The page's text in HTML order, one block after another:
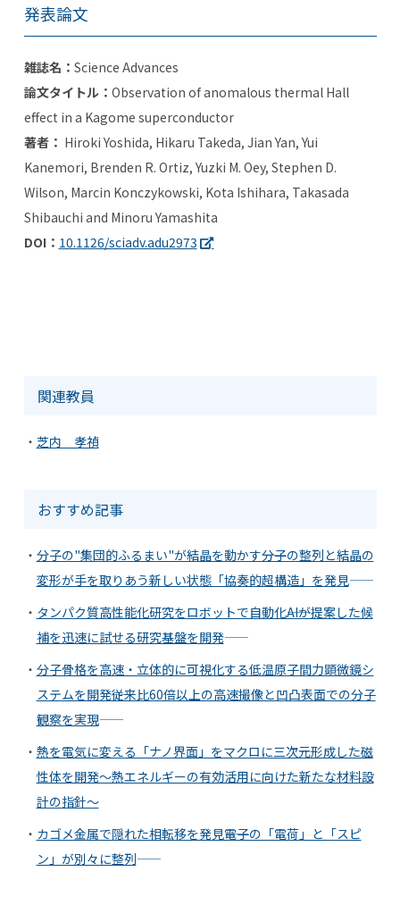
発表論文
雑誌名： Science Advances
論文タイトル： Observation of anomalous thermal Hall
effect in a Kagome superconductor
著者： Hiroki Yoshida, Hikaru Takeda, Jian Yan, Yui
Kanemori, Brenden R. Ortiz, Yuzki M. Oey, Stephen D.
Wilson, Marcin Konczykowski, Kota Ishihara, Takasada
Shibauchi and Minoru Yamashita
DOI： 10.1126/sciadv.adu2973
関連教員
芝内 孝禎
おすすめ記事
分子の"集団的ふるまい"が結晶を動かす――分子の整列と結晶の
変形が手を取りあう新しい状態「協奏的超構造」を発見――
タンパク質高性能化研究をロボットで自動化――AIが提案した候
補を迅速に試せる研究基盤を開発――
分子骨格を高速・立体的に可視化する低温原子間力顕微鏡シ
ステムを開発――従来比60倍以上の高速撮像と凹凸表面での分子
観察を実現――
熱を電気に変える「ナノ界面」をマクロに三次元形成した磁
性体を開発〜熱エネルギーの有効活用に向けた新たな材料設
計の指針〜
カゴメ金属で隠れた相転移を発見――電子の「電荷」と「スピ
ン」が別々に整列――